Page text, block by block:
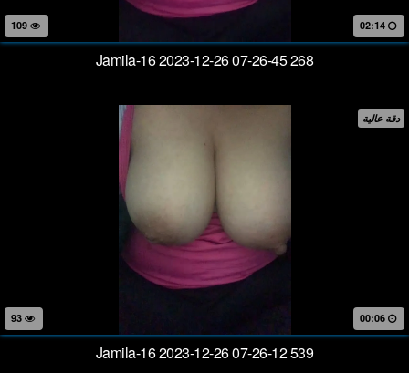
02:14
Jamila-16 2023-12-26 07-26-45 268
دقة عالية
00:06
Jamila-16 2023-12-26 07-26-12 539